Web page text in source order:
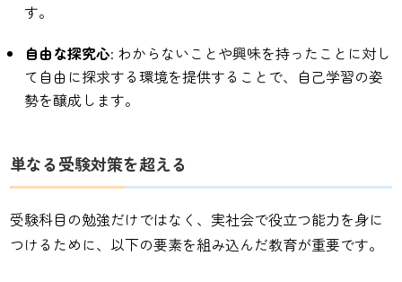
す。
自由な探究心: わからないことや興味を持ったことに対し
て自由に探求する環境を提供することで、自己学習の姿
勢を醸成します。
単なる受験対策を超える
受験科目の勉強だけではなく、実社会で役立つ能力を身に
つけるために、以下の要素を組み込んだ教育が重要です。